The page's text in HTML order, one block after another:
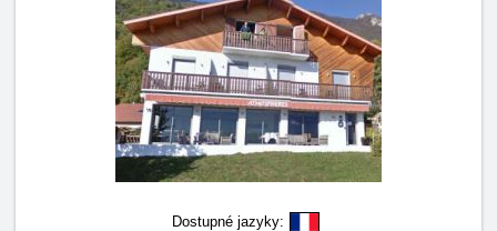
Dostupné jazyky: